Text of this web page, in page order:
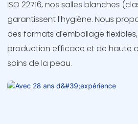
ISO 22716, nos salles blanches
garantissent l'hygiène. Nous
des formats d'emballage
production efficace et de haute
soins de la peau.